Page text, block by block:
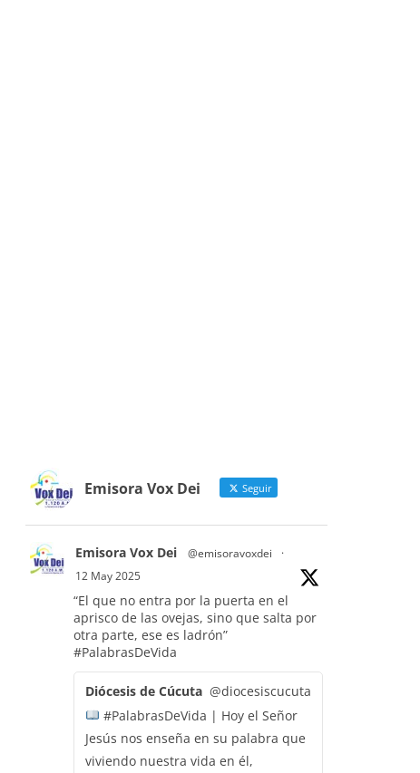
Emisora Vox Dei Seguir
Emisora Vox Dei @emisoravoxdei
·
12 May 2025
“El que no entra por la puerta en el
aprisco de las ovejas, sino que salta por
otra parte, ese es ladrón”
#PalabrasDeVida
Diócesis de Cúcuta @diocesiscucuta
#PalabrasDeVida | Hoy el Señor
Jesús nos enseña en su palabra que
viviendo nuestra vida en él,